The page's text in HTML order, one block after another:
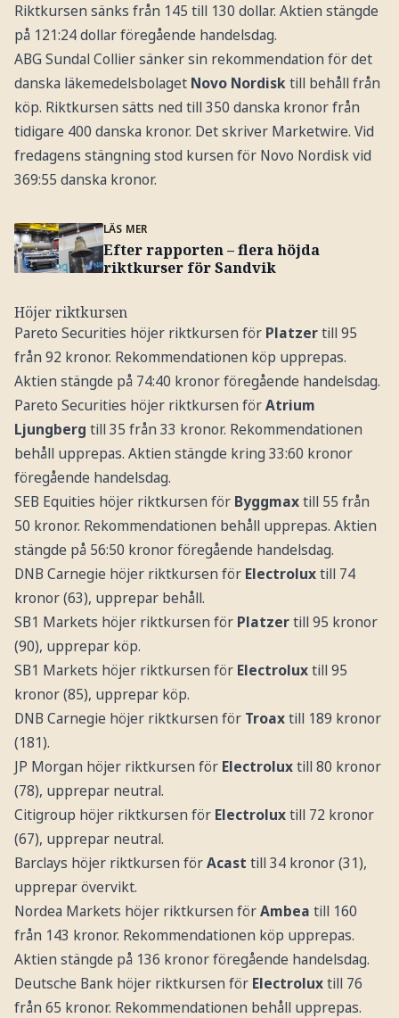
Riktkursen sänks från 145 till 130 dollar. Aktien stängde
på 121:24 dollar föregående handelsdag.
ABG Sundal Collier sänker sin rekommendation för det
danska läkemedelsbolaget Novo Nordisktill behåll från
köp. Riktkursen sätts ned till 350 danska kronor från
tidigare 400 danska kronor. Det skriver Marketwire. Vid
fredagens stängning stod kursen för Novo Nordisk vid
369:55 danska kronor.
LÄS MER
Efter rapporten – flera höjda
riktkurser för Sandvik
Höjer riktkursen
Pareto Securities höjer riktkursen för Platzertill 95
från 92 kronor. Rekommendationen köp upprepas.
Aktien stängde på 74:40 kronor föregående handelsdag.
Pareto Securities höjer riktkursen förAtrium
Ljungberg till 35 från 33 kronor. Rekommendationen
behåll upprepas. Aktien stängde kring 33:60 kronor
föregående handelsdag.
SEB Equities höjer riktkursen för Byggmaxtill 55 från
50 kronor. Rekommendationen behåll upprepas. Aktien
stängde på 56:50 kronor föregående handelsdag.
DNB Carnegie höjer riktkursen för Electroluxtill 74
kronor (63), upprepar behåll.
SB1 Markets höjer riktkursen för Platzertill 95 kronor
(90), upprepar köp.
SB1 Markets höjer riktkursen för Electroluxtill 95
kronor (85), upprepar köp.
DNB Carnegie höjer riktkursen för Troaxtill 189 kronor
(181).
JP Morgan höjer riktkursen för Electroluxtill 80 kronor
(78), upprepar neutral.
Citigroup höjer riktkursen för Electroluxtill 72 kronor
(67), upprepar neutral.
Barclays höjer riktkursen förAcast till 34 kronor (31),
upprepar övervikt.
Nordea Markets höjer riktkursen förAmbea till 160
från 143 kronor. Rekommendationen köp upprepas.
Aktien stängde på 136 kronor föregående handelsdag.
Deutsche Bank höjer riktkursen för Electroluxtill 76
från 65 kronor. Rekommendationen behåll upprepas.